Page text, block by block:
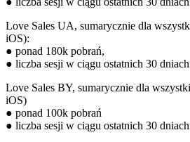
Love Sales UA, sumarycznie dla
iOS):
● ponad 180k pobrań,
● liczba sesji w ciągu ostatnich 30
Love Sales BY, sumarycznie dla
iOS)
● ponad 100k pobrań
● liczba sesji w ciągu ostatnich 30